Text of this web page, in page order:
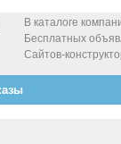
В каталоге
Бесплатных
Сайтов-